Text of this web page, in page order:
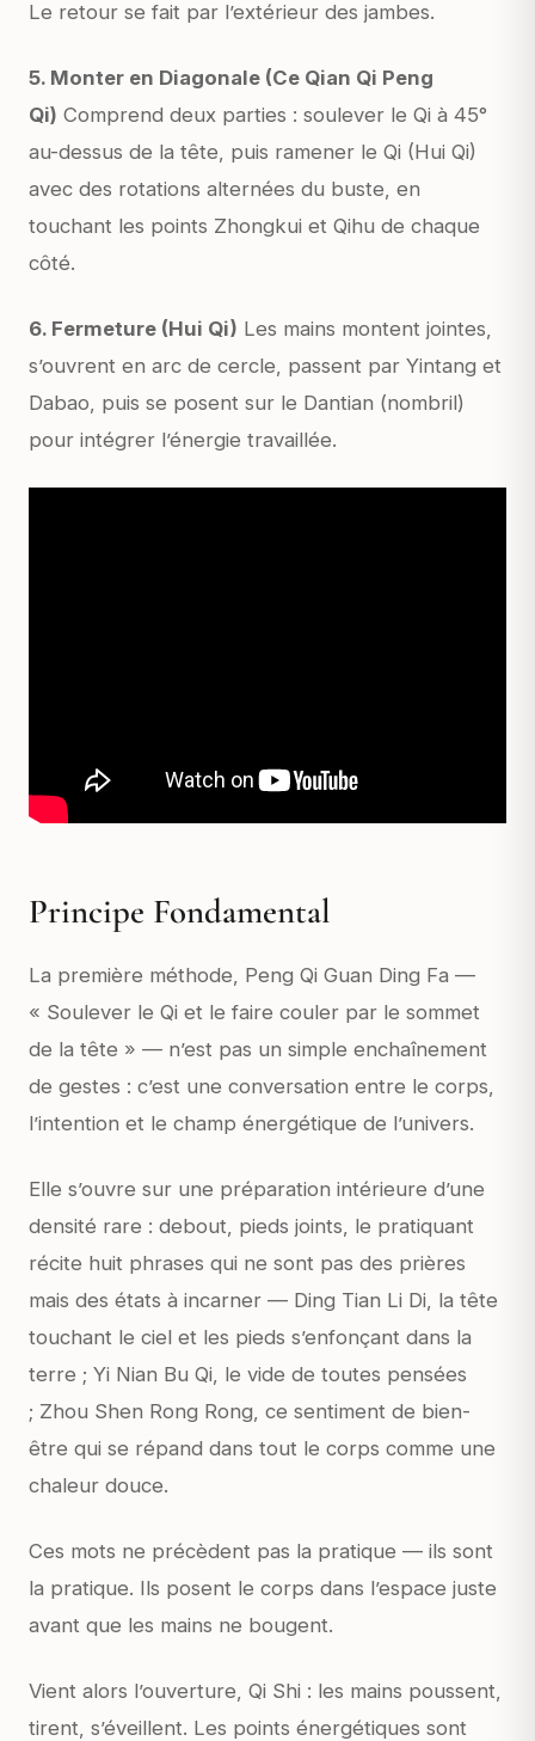
Le retour se fait par l’extérieur des jambes.
5. Monter en Diagonale (Ce Qian Qi Peng
Qi) Comprend deux parties : soulever le Qi à 45°
au-dessus de la tête, puis ramener le Qi (Hui Qi)
avec des rotations alternées du buste, en
touchant les points Zhongkui et Qihu de chaque
côté.
6. Fermeture (Hui Qi) Les mains montent jointes,
s’ouvrent en arc de cercle, passent par Yintang et
Dabao, puis se posent sur le Dantian (nombril)
pour intégrer l’énergie travaillée.
Principe Fondamental
La première méthode, Peng Qi Guan Ding Fa —
« Soulever le Qi et le faire couler par le sommet
de la tête » — n’est pas un simple enchaînement
de gestes : c’est une conversation entre le corps,
l’intention et le champ énergétique de l’univers.
Elle s’ouvre sur une préparation intérieure d’une
densité rare : debout, pieds joints, le pratiquant
récite huit phrases qui ne sont pas des prières
mais des états à incarner — Ding Tian Li Di, la tête
touchant le ciel et les pieds s’enfonçant dans la
terre ; Yi Nian Bu Qi, le vide de toutes pensées
; Zhou Shen Rong Rong, ce sentiment de bien-
être qui se répand dans tout le corps comme une
chaleur douce.
Ces mots ne précèdent pas la pratique — ils sont
la pratique. Ils posent le corps dans l’espace juste
avant que les mains ne bougent.
Vient alors l’ouverture, Qi Shi : les mains poussent,
tirent, s’éveillent. Les points énergétiques sont